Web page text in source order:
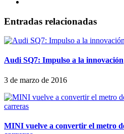
Entradas relacionadas
Audi SQ7: Impulso a la innovación
3 de marzo de 2016
MINI vuelve a convertir el metro